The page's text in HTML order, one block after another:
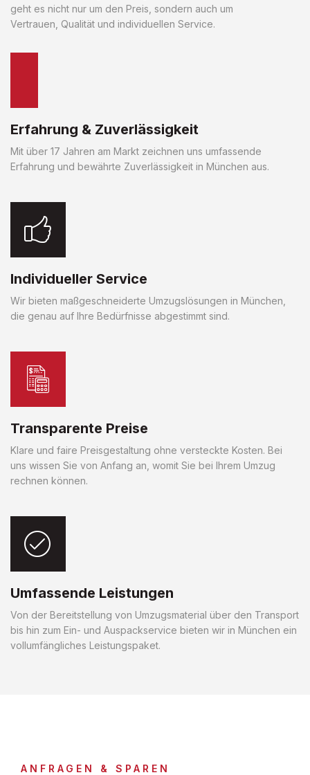
geht es nicht nur um den Preis, sondern auch um
Vertrauen, Qualität und individuellen Service.
Erfahrung & Zuverlässigkeit
Mit über 17 Jahren am Markt zeichnen uns umfassende
Erfahrung und bewährte Zuverlässigkeit in München aus.
Individueller Service
Wir bieten maßgeschneiderte Umzugslösungen in München,
die genau auf Ihre Bedürfnisse abgestimmt sind.
Transparente Preise
Klare und faire Preisgestaltung ohne versteckte Kosten. Bei
uns wissen Sie von Anfang an, womit Sie bei Ihrem Umzug
rechnen können.
Umfassende Leistungen
Von der Bereitstellung von Umzugsmaterial über den Transport
bis hin zum Ein- und Auspackservice bieten wir in München ein
vollumfängliches Leistungspaket.
ANFRAGEN & SPAREN